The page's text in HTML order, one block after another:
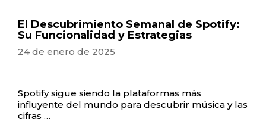
El Descubrimiento Semanal de Spotify:
Su Funcionalidad y Estrategias
24 de enero de 2025
Spotify sigue siendo la plataformas más
influyente del mundo para descubrir música y las
cifras …